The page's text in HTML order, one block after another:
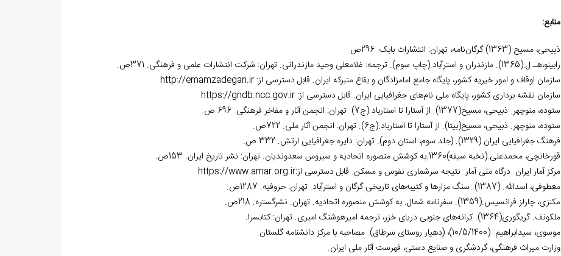
منابع:
ذبیحی، مسیح.(1363).گرگان‌نامه، تهران: انتشارات بابک. 296ص.
رابینو،هـ ل.(1365). مازندران و استرآباد.(چاپ سوم). ترجمه: غلامعلی وحید مازندرانی. تهران: شرکت انتشارات علمی و فرهنگی. 371ص.
سازمان اوقاف و امور خیریه کشور، پایگاه جامع امامزادگان و بقاع متبرکه ایران. قابل دسترسی از:http://emamzadegan.ir
سازمان نقشه برداری کشور، پایگاه ملی نام‏‌های جغرافیایی ایران. قابل دسترسی از:https://gndb.ncc.gov.ir
ستوده، منوچهر. ذبیحی، مسیح(1377). از آستارا تا استارباد.(ج7). تهران: انجمن آثار و مفاخر فرهنگی. 696 ص.
ستوده، منوچهر. ذبیحی، مسیح(بی‏تا). از آستارا تا استارباد.(ج6). تهران: انجمن آثار ملی. 722ص.
فرهنگ جغرافیایی ایران (1329). (جلد سوم، استان دوم). تهران: دایره جغرافیایی ارتش. 332 ص.
قورخانچی، محمدعلی.(نخبه سیفه)1360.به کوشش منصوره اتحادیه و سیروس سعدوندیان. تهران: نشر تاریخ ایران. 153ص.
مرکز آمار ایران. درگاه ملی آمار. نتیجه سرشماری نفوس و مسکن. قابل دسترسی از:https://www.amar.org.ir
معطوفی، اسدالله. (1387). سنگ مزارها و کتیبه‌های تاریخی گرگان و استرآباد. تهران: حروفیه. 1287ص.
مکنزی، چارلز فرانسیس.(1359). سفرنامه شمال. به کوشش منصوره اتحادیه. تهران. نشرگستره. 218ص.
ملکونف. گریگوری(1364). کرانه‏‌های جنوبی دریای خزر، ترجمه امیرهوشنگ امیری. تهران: کتاب‏سرا.
موسوی، سیدابراهیم. (10/5/1400)، (دهیار روستای سرطاق). مصاحبه با مرکز دانشنامه گلستان.
وزارت میراث فرهنگی، گردشگری و صنایع دستی، فهرست آثار ملی ایران.